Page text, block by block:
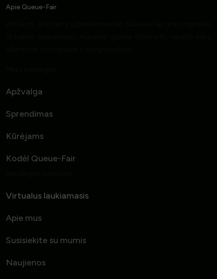
Apie Queue-Fair
Apžvalga
Sprendimas
Kūrėjams
Kodėl Queue-Fair
Virtualus laukiamasis
Apie mus
Susisiekite su mumis
Naujienos